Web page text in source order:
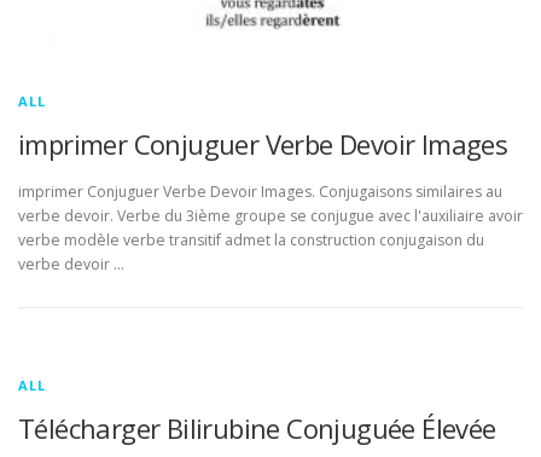
ALL
imprimer Conjuguer Verbe Devoir Images
imprimer Conjuguer Verbe Devoir Images. Conjugaisons similaires au
verbe devoir. Verbe du 3ième groupe se conjugue avec l'auxiliaire avoir
verbe modèle verbe transitif admet la construction conjugaison du
verbe devoir …
ALL
Télécharger Bilirubine Conjuguée Élevée